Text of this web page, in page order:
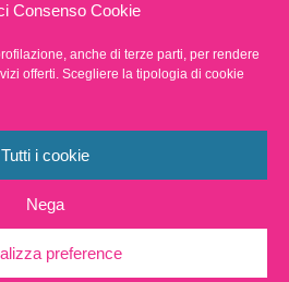
Consenso Cookie
anche di terze parti, per rendere
offerti. Scegliere la tipologia di cookie
Tutti i cookie
Nega
preference
supply
Policy
+39 0583